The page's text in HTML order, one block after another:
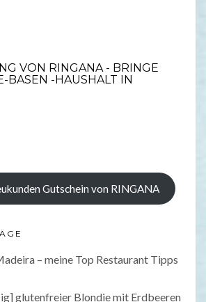
VON RINGANA - BRINGE
BASEN -HAUSHALT IN
Gutschein von RINGANA
– meine Top Restaurant Tipps
glutenfreier Blondie mit Erdbeeren